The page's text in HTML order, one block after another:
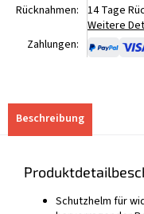
Rücknahmen: 14 Tage
Weitere
Zahlungen:
Beschreibung
Schutzhelm für